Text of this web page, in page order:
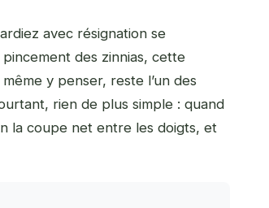
avec résignation se
des zinnias, cette
y penser, reste l’un des
rien de plus simple : quand
la coupe net entre les doigts, et